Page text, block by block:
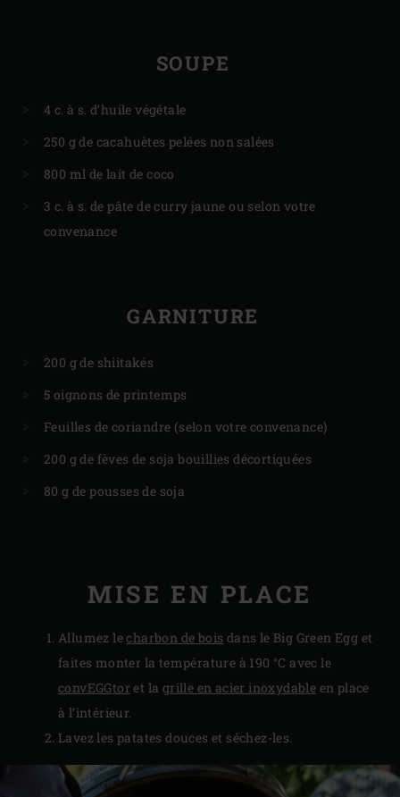
SOUPE
4 c. à s. d’huile végétale
250 g de cacahuètes pelées non salées
800 ml de lait de coco
3 c. à s. de pâte de curry jaune ou selon votre
convenance
GARNITURE
200 g de shiitakés
5 oignons de printemps
Feuilles de coriandre (selon votre convenance)
200 g de fèves de soja bouillies décortiquées
80 g de pousses de soja
MISE EN PLACE
Allumez lecharbon de bois dans le Big Green Egg et
faites monter la température à 190 °C avec le
convEGGtor et la grille en acier inoxydable en place
à l’intérieur.
Lavez les patates douces et séchez-les.